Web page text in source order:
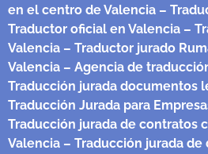
en el centro de Valencia –
Traductor oficial en Valencia –
Valencia – Traductor jurado
Valencia – Agencia de
Traducción jurada documentos
Traducción Jurada para
Traducción jurada de contratos
Valencia – Traducción jurada